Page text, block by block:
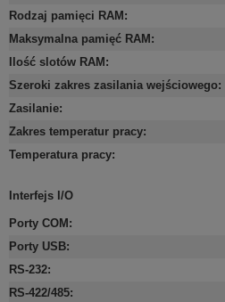
Rodzaj pamięci RAM :
Maksymalna pamięć RAM :
Ilość slotów RAM :
Szeroki zakres zasilania wejściowego:
Zasilanie:
Zakres temperatur pracy:
Temperatura pracy:
Interfejs I/O
Porty COM :
Porty USB:
RS-232:
RS-422/485: